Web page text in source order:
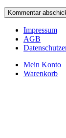
Impressum
AGB
Mein Konto
Warenkorb